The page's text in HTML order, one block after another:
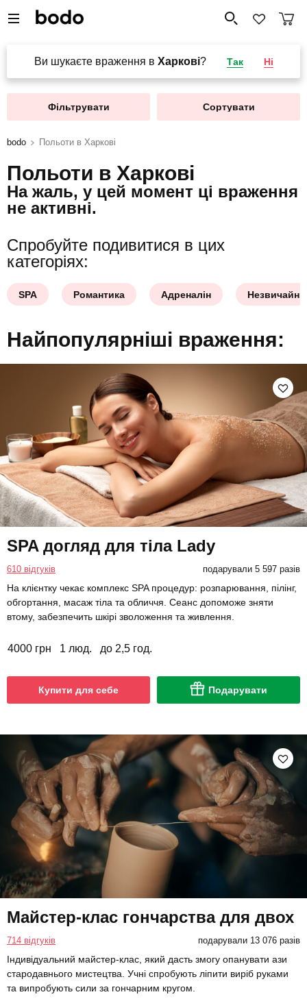
Ви шукаєте враження в Харкові? Так Ні
Фільтрувати Сортувати
bodo Польоти в Харкові
Польоти в Харкові
На жаль, у цей момент ці враження
не активні.
Спробуйте подивитися в цих
категоріях:
SPA Романтика Адреналін
Найпопулярніші враження:
SPA догляд для тіла Lady
610 відгуків подарували 5 597 разів
На клієнтку чекає комплекс SPA процедур: розпарювання, пілінг,
обгортання, масаж тіла та обличчя. Сеанс допоможе зняти
втому, забезпечить шкірі зволоження та живлення.
4000 грн 1 люд. до 2,5 год.
Купити для себе Подарувати
Майстер-клас гончарства для двох
714 відгуків подарували 13 076 разів
Індивідуальний майстер-клас, який дасть змогу опанувати ази
стародавнього мистецтва. Учні спробують ліпити виріб руками
та випробують сили за гончарним кругом.